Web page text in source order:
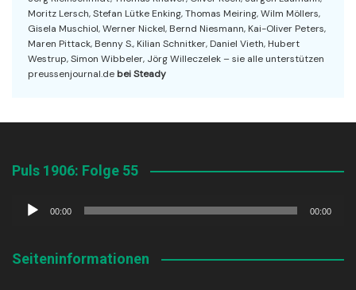
Moritz Lersch, Stefan Lütke Enking, Thomas Meiring, Wilm Möllers,
Gisela Muschiol, Werner Nickel, Bernd Niesmann, Kai-Oliver Peters,
Maren Pittack, Benny S., Kilian Schnitker, Daniel Vieth, Hubert
Westrup, Simon Wibbeler, Jörg Willeczelek – sie alle unterstützen
preussenjournal.de bei Steady
Puls 1906: Folge 55
Audio-
00:00 00:00
Seiteninformationen